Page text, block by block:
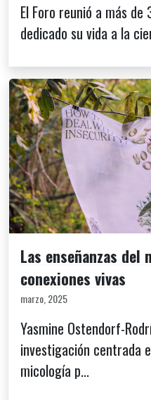
El Foro reunió a más
dedicado su vida a la
Las enseñanzas
conexiones vivas
marzo, 2025
Yasmine Ostendorf-
investigación centrada
micología p...